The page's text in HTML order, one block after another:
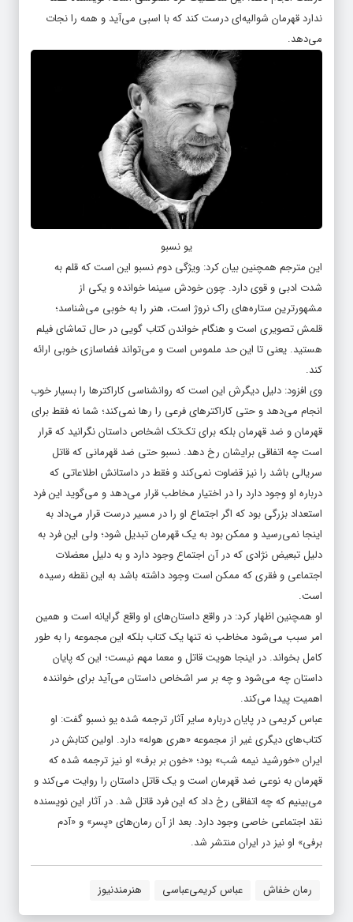
ندارد قهرمان شوالیه‌ای درست کند که با اسبی می‌آید و همه را نجات
می‌دهد.
یو نسبو
این مترجم همچنین بیان کرد: ویژگی‌ دوم نسبو این است که قلم به
شدت ادبی و قوی دارد. چون خودش سینما خوانده و یکی از
مشهورترین ستاره‌های راک نروژ است، هنر را به خوبی می‌شناسد؛
قلمش تصویری است و هنگام خواندن کتاب گویی در حال تماشای فیلم
هستید. یعنی تا این حد ملموس است و می‌تواند فضاسازی خوبی ارائه
کند.
وی افزود: دلیل دیگرش این است که روانشناسی کاراکترها را بسیار خوب
انجام می‌دهد و حتی کاراکترهای فرعی را رها نمی‌کند؛ شما نه فقط برای
قهرمان و ضد قهرمان بلکه برای تک‌تک اشخاص داستان نگرانید که قرار
است چه اتفاقی برایشان رخ دهد. نسبو حتی ضد قهرمانی که قاتل
سریالی باشد را نیز قضاوت نمی‌کند و فقط در داستانش اطلاعاتی که
درباره او وجود دارد را در اختیار مخاطب قرار می‌دهد و می‌گوید این فرد
استعداد بزرگی بود که اگر اجتماع او را در مسیر درست قرار می‌داد به
اینجا نمی‌رسید و ممکن بود به یک قهرمان تبدیل شود؛ ولی این فرد به
دلیل تبعیض نژادی که در آن اجتماع وجود دارد و به دلیل معضلات
اجتماعی و فقری که ممکن است وجود داشته باشد به این نقطه رسیده
است.
او همچنین اظهار کرد: در واقع داستان‌های او واقع گرایانه است و همین
امر سبب می‌شود مخاطب نه تنها یک کتاب بلکه این مجموعه را به طور
کامل بخواند. در اینجا هویت قاتل و معما مهم نیست؛ این که پایان
داستان چه می‌شود و چه بر سر اشخاص داستان می‌آید برای خواننده
اهمیت پیدا می‌کند.
عباس کریمی‌ در پایان درباره سایر آثار ترجمه شده یو نسبو گفت: او
کتاب‌های دیگری غیر از مجموعه «هری هوله» دارد. اولین کتابش در
ایران «خورشید نیمه شب» بود؛ «خون بر برف» او نیز ترجمه شده که
قهرمان به نوعی ضد قهرمان است و یک قاتل داستان را روایت می‌کند و
می‌بینیم که چه اتفاقی رخ داد که این فرد قاتل شد. در آثار این نویسنده
نقد اجتماعی خاصی وجود دارد. بعد از آن رمان‌های «پسر» و «آدم
برفی» او نیز در ایران منتشر شد.
رمان خفاش عباس کریمی‌عباسی هنرمندنیوز